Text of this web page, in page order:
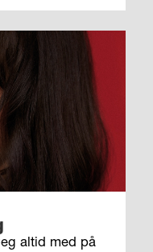
altid med på